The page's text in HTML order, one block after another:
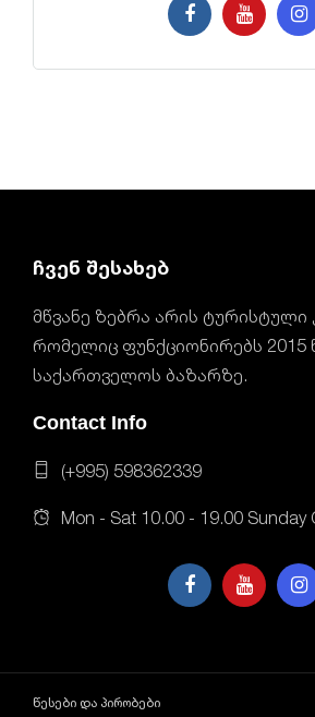
ჩვენ შესახებ
მწვანე ზებრა არის ტურისტული
რომელიც ფუნქციონირებს 2015
საქართველოს ბაზარზე.
Contact Info
(+995) 598362339
Mon - Sat 10.00 - 19.00 Sunday
წესები და პირობები